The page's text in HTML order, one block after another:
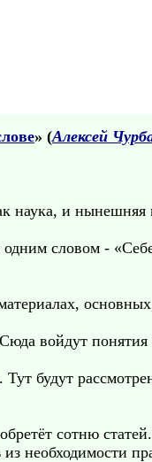
» (Алексей
наука, и
словом -
войдут
будут
сотню
из необходимости